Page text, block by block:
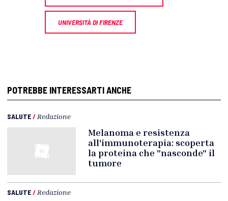
UNIVERSITÀ DI FIRENZE
POTREBBE INTERESSARTI ANCHE
SALUTE/ Redazione
Melanoma e resistenza
all'immunoterapia: scoperta
la proteina che "nasconde" il
tumore
SALUTE/ Redazione